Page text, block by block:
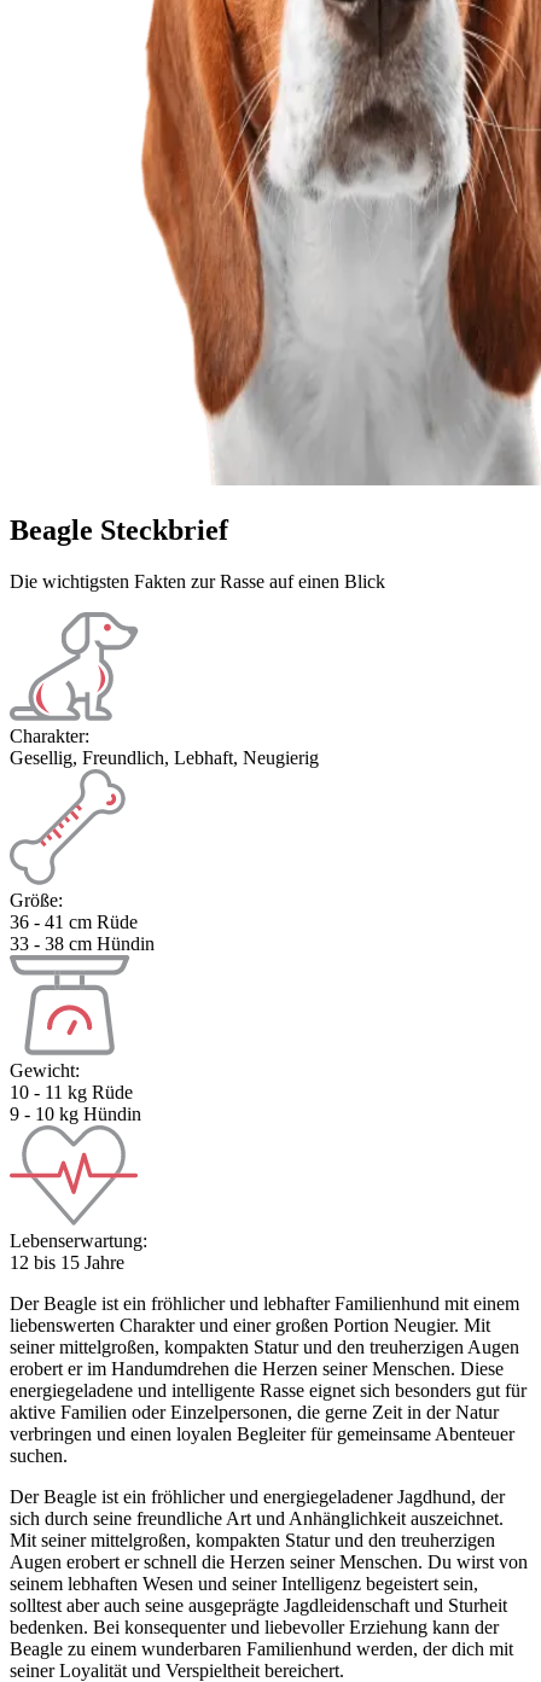
Beagle Steckbrief
Die wichtigsten Fakten zur Rasse auf einen Blick
Charakter:
Gesellig, Freundlich, Lebhaft, Neugierig
Größe:
36 - 41 cm Rüde
33 - 38 cm Hündin
Gewicht:
10 - 11 kg Rüde
9 - 10 kg Hündin
Lebenserwartung:
12 bis 15 Jahre
Der Beagle ist ein fröhlicher und lebhafter Familienhund mit einem
liebenswerten Charakter und einer großen Portion Neugier. Mit
seiner mittelgroßen, kompakten Statur und den treuherzigen Augen
erobert er im Handumdrehen die Herzen seiner Menschen. Diese
energiegeladene und intelligente Rasse eignet sich besonders gut für
aktive Familien oder Einzelpersonen, die gerne Zeit in der Natur
verbringen und einen loyalen Begleiter für gemeinsame Abenteuer
suchen.
Der Beagle ist ein fröhlicher und energiegeladener Jagdhund, der
sich durch seine freundliche Art und Anhänglichkeit auszeichnet.
Mit seiner mittelgroßen, kompakten Statur und den treuherzigen
Augen erobert er schnell die Herzen seiner Menschen. Du wirst von
seinem lebhaften Wesen und seiner Intelligenz begeistert sein,
solltest aber auch seine ausgeprägte Jagdleidenschaft und Sturheit
bedenken. Bei konsequenter und liebevoller Erziehung kann der
Beagle zu einem wunderbaren Familienhund werden, der dich mit
seiner Loyalität und Verspieltheit bereichert.